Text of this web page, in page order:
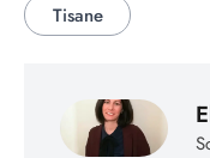
Tisane